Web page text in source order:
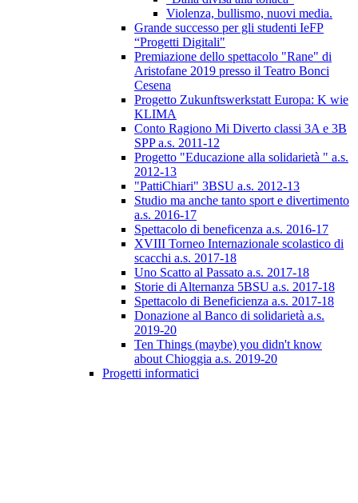
Violenza, bullismo, nuovi media.
Grande successo per gli studenti IeFP
“Progetti Digitali"
Premiazione dello spettacolo "Rane" di
Aristofane 2019 presso il Teatro Bonci
Cesena
Progetto Zukunftswerkstatt Europa: K wie
KLIMA
Conto Ragiono Mi Diverto classi 3A e 3B
SPP a.s. 2011-12
Progetto "Educazione alla solidarietà " a.s.
2012-13
"PattiChiari" 3BSU a.s. 2012-13
Studio ma anche tanto sport e divertimento
a.s. 2016-17
Spettacolo di beneficenza a.s. 2016-17
XVIII Torneo Internazionale scolastico di
scacchi a.s. 2017-18
Uno Scatto al Passato a.s. 2017-18
Storie di Alternanza 5BSU a.s. 2017-18
Spettacolo di Beneficienza a.s. 2017-18
Donazione al Banco di solidarietà a.s.
2019-20
Ten Things (maybe) you didn't know
about Chioggia a.s. 2019-20
Progetti informatici